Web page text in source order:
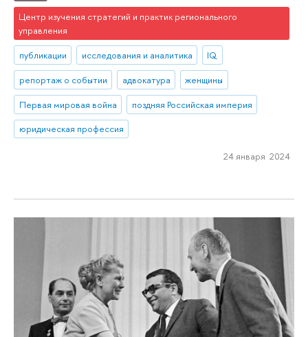
Центр изучения стратегий и практик регионального
управления
публикации
исследования и аналитика
IQ
репортаж о событии
адвокатура
женщины
Первая мировая война
поздняя Российская империя
юридическая профессия
24 января 2024